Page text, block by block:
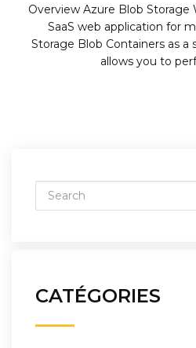
Overview Azure Blob Storage
SaaS web application for
Storage Blob Containers as
allows you to
CATÉGORIES